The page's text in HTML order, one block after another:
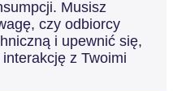
Musisz
czy odbiorcy
i upewnić się,
z Twoimi